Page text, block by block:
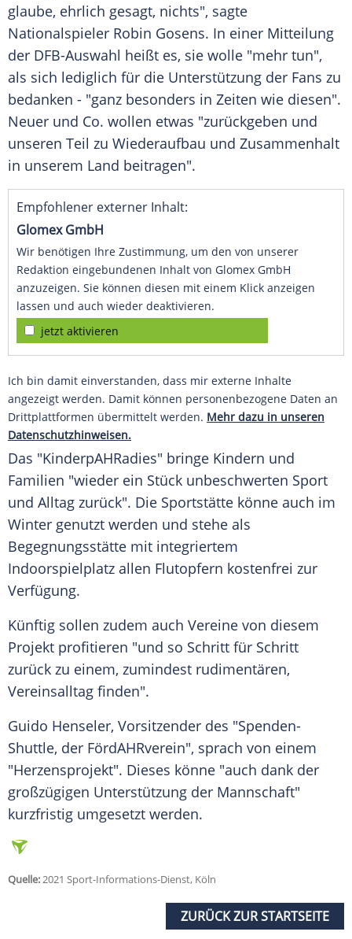
glaube, ehrlich gesagt, nichts", sagte
Nationalspieler Robin Gosens. In einer Mitteilung
der DFB-Auswahl heißt es, sie wolle "mehr tun",
als sich lediglich für die Unterstützung der Fans zu
bedanken - "ganz besonders in Zeiten wie diesen".
Neuer und Co. wollen etwas "zurückgeben und
unseren Teil zu Wiederaufbau und Zusammenhalt
in unserem Land beitragen".
Empfohlener externer Inhalt:
Glomex GmbH
Wir benötigen Ihre Zustimmung, um den von unserer
Redaktion eingebundenen Inhalt von Glomex GmbH
anzuzeigen. Sie können diesen mit einem Klick anzeigen
lassen und auch wieder deaktivieren.
jetzt aktivieren
Ich bin damit einverstanden, dass mir externe Inhalte
angezeigt werden. Damit können personenbezogene Daten an
Drittplattformen übermittelt werden. Mehr dazu in unseren
Datenschutzhinweisen.
Das "KinderpAHRadies" bringe Kindern und
Familien "wieder ein Stück unbeschwerten Sport
und Alltag zurück". Die Sportstätte könne auch im
Winter genutzt werden und stehe als
Begegnungsstätte mit integriertem
Indoorspielplatz allen Flutopfern kostenfrei zur
Verfügung.
Künftig sollen zudem auch Vereine von diesem
Projekt profitieren "und so Schritt für Schritt
zurück zu einem, zumindest rudimentären,
Vereinsalltag finden".
Guido Henseler, Vorsitzender des "Spenden-
Shuttle, der FördAHRverein", sprach von einem
"Herzensprojekt". Dieses könne "auch dank der
großzügigen Unterstützung der Mannschaft"
kurzfristig umgesetzt werden.
Quelle:2021 Sport-Informations-Dienst, Köln
ZURÜCK ZUR STARTSEITE